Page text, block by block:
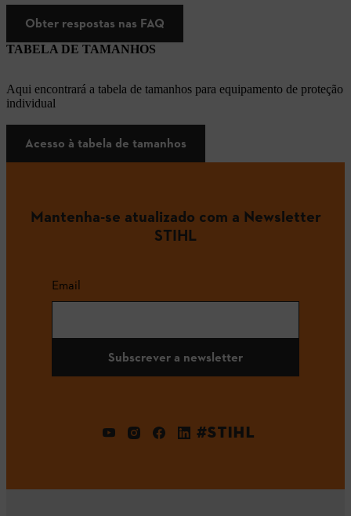
Obter respostas nas FAQ
TABELA DE TAMANHOS
Aqui encontrará a tabela de tamanhos para equipamento de proteção
individual
Acesso à tabela de tamanhos
Mantenha-se atualizado com a Newsletter
STIHL
Email
Subscrever a newsletter
#STIHL